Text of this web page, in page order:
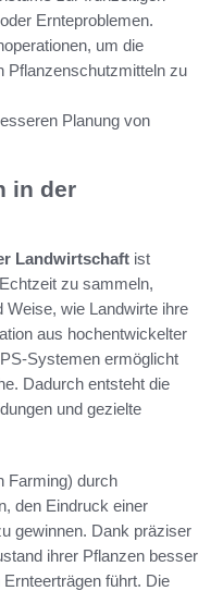
Ernteproblemen.
um die
Pflanzenschutzmitteln zu
Planung von
in der
Landwirtschaft ist
zu sammeln,
Weise, wie Landwirte ihre
aus hochentwickelter
Systemen ermöglicht
Dadurch entsteht die
und gezielte
Farming) durch
den Eindruck einer
gewinnen. Dank präziser
ihrer Pflanzen besser
führt. Die